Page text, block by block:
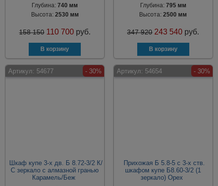
Глубина:740 мм
Высота: 2530 мм
158 150 110 700 руб.
Глубина: 795 мм
Высота:2500 мм
347 920 243 540 руб.
Артикул: 54677 - 30%
Шкаф купе 3-х дв. Б 8.72-3/2 К/
С зеркало с алмазной гранью
Карамель/Беж
Артикул: 54654 - 30%
Прихожая Б 5.8-5 с 3-х ств.
шкафом купе Б8.60-3/2 (1
зеркало) Орех